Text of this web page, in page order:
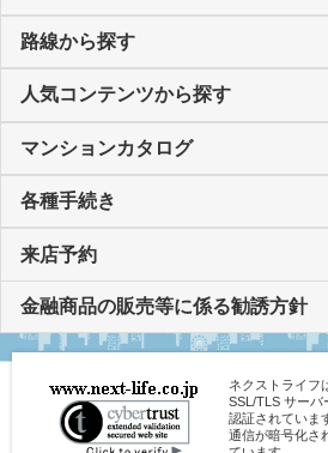
路線から探す
人気コンテンツから探す
マンションカタログ
各種手続き
来店予約
金融商品の販売等に係る勧誘方針
ネクストライフ
SSL/TLS サーバ
認証されていま
通信が暗号化さ